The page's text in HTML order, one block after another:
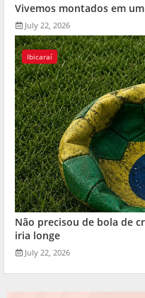
Vivemos montados em
July 22, 2026
Ibicaraí
Não precisou de bola de
iria longe
July 22, 2026